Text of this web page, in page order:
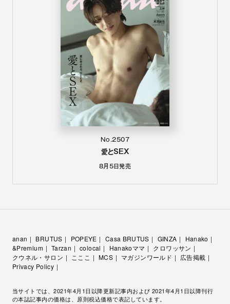
No.2507
愛とSEX
8月5日発売
anan BRUTUS POPEYE Casa BRUTUS GINZA
Hanako
&Premium
Tarzan colocal Hanakoママ
クロワッサン
クウネル・サロン
こここ MCS マガジンワールド
広告掲載
Privacy Policy
当サイトでは、2021年4月1日以降更新記事内および 2021年4月1日以降刊行
の本誌記事内の価格は、原則税込価格で表記しています。